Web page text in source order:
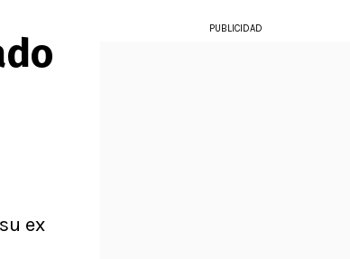
Conference League
Ligue 1
ex
PUBLICIDAD